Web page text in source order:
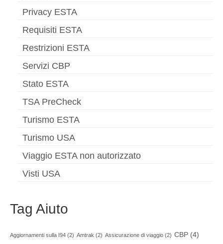
Privacy ESTA
Requisiti ESTA
Restrizioni ESTA
Servizi CBP
Stato ESTA
TSA PreCheck
Turismo ESTA
Turismo USA
Viaggio ESTA non autorizzato
Visti USA
Tag Aiuto
Aggiornamenti sulla I94 (2) Amtrak (2) Assicurazione di viaggio (2) CBP (4)